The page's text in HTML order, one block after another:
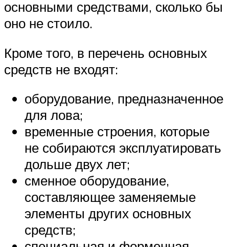
основными средствами, сколько бы
оно не стоило.
Кроме того, в перечень основных
средств не входят:
оборудование, предназначенное
для лова;
временные строения, которые
не собираются эксплуатировать
дольше двух лет;
сменное оборудование,
составляющее заменяемые
элементы других основных
средств;